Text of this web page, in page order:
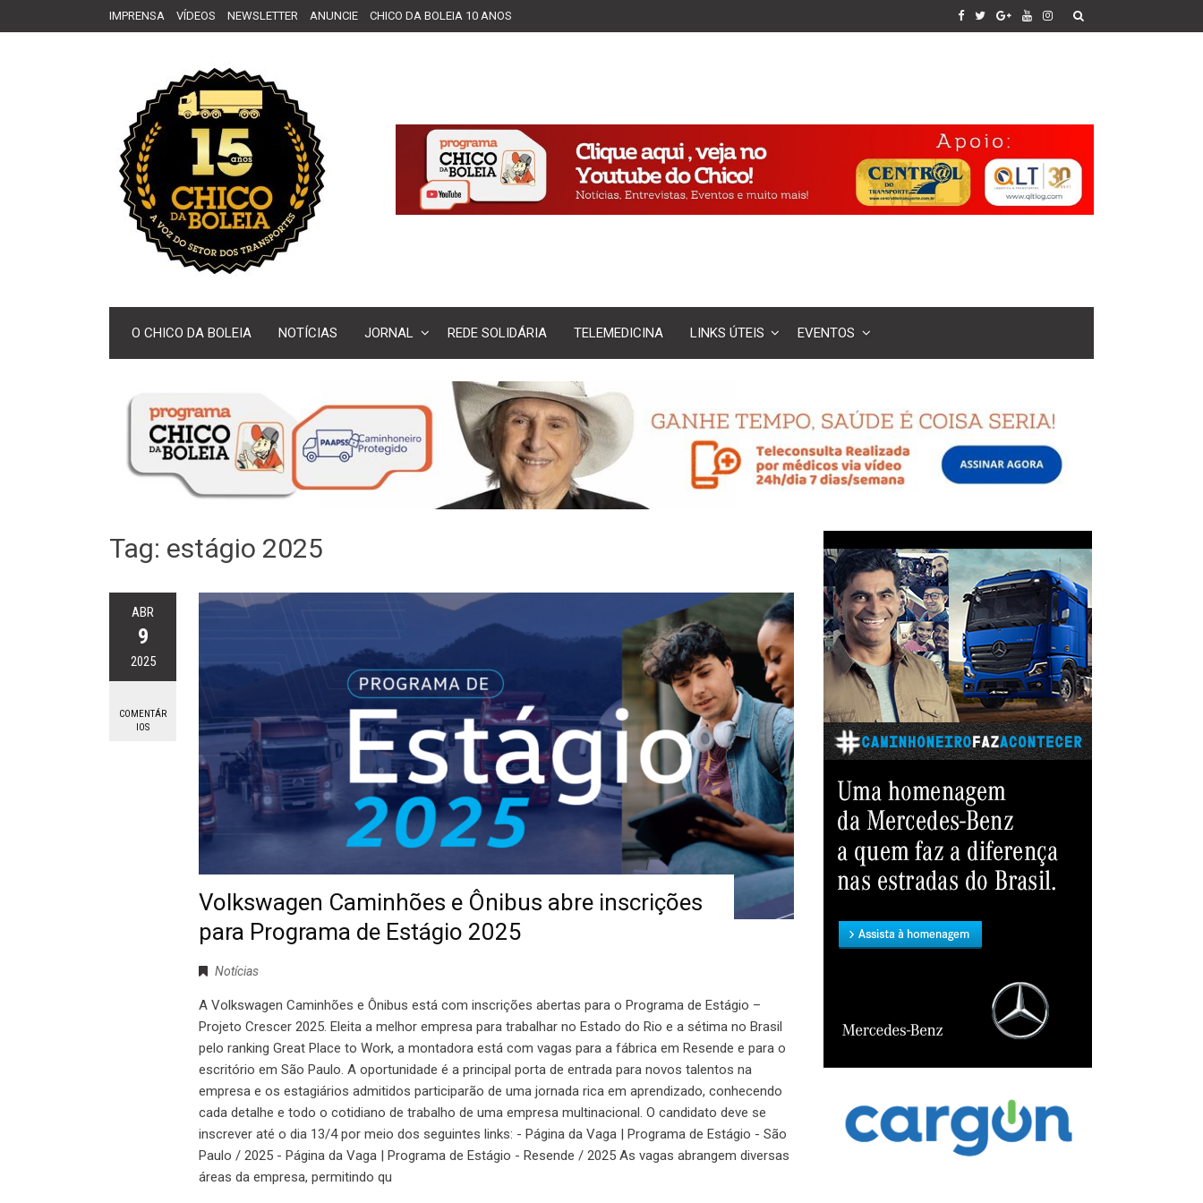
IMPRENSA VÍDEOS NEWSLETTER ANUNCIE CHICO DA BOLEIA 10 ANOS
O CHICO DA BOLEIA NOTÍCIAS JORNAL REDE SOLIDÁRIA TELEMEDICINA LINKS ÚTEIS EVENTOS
Tag: estágio 2025
ABR
9
2025
COMENTÁR
IOS
Volkswagen Caminhões e Ônibus abre inscrições
para Programa de Estágio 2025
Notícias
A Volkswagen Caminhões e Ônibus está com inscrições abertas para o Programa de Estágio –
Projeto Crescer 2025. Eleita a melhor empresa para trabalhar no Estado do Rio e a sétima no Brasil
pelo ranking Great Place to Work, a montadora está com vagas para a fábrica em Resende e para o
escritório em São Paulo. A oportunidade é a principal porta de entrada para novos talentos na
empresa e os estagiários admitidos participarão de uma jornada rica em aprendizado, conhecendo
cada detalhe e todo o cotidiano de trabalho de uma empresa multinacional. O candidato deve se
inscrever até o dia 13/4 por meio dos seguintes links: - Página da Vaga | Programa de Estágio - São
Paulo / 2025 - Página da Vaga | Programa de Estágio - Resende / 2025 As vagas abrangem diversas
áreas da empresa, permitindo qu